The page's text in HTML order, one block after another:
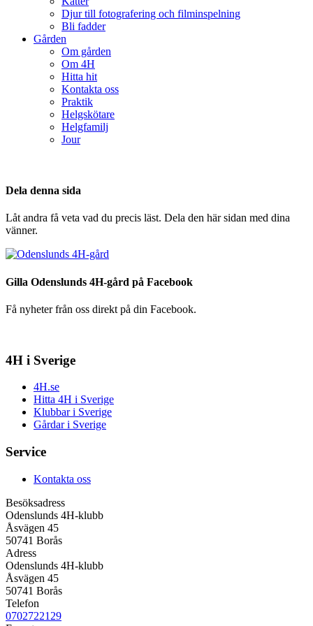
Djur till fotografering och filminspelning
Bli fadder
Gården
Om gården
Om 4H
Hitta hit
Kontakta oss
Praktik
Helgskötare
Helgfamilj
Jour
Dela denna sida
Låt andra få veta vad du precis läst. Dela den här sidan med dina
vänner.
Gilla Odenslunds 4H-gård på Facebook
Få nyheter från oss direkt på din Facebook.
4H i Sverige
4H.se
Hitta 4H i Sverige
Klubbar i Sverige
Gårdar i Sverige
Service
Kontakta oss
Besöksadress
Odenslunds 4H-klubb
Åsvägen 45
50741 Borås
Adress
Odenslunds 4H-klubb
Åsvägen 45
50741 Borås
Telefon
0702722129